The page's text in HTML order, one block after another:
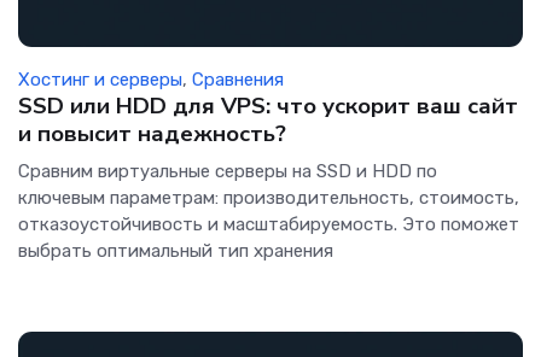
Хостинг и серверы, Сравнения
SSD или HDD для VPS: что ускорит ваш сайт
и повысит надежность?
Сравним виртуальные серверы на SSD и HDD по
ключевым параметрам: производительность, стоимость,
отказоустойчивость и масштабируемость. Это поможет
выбрать оптимальный тип хранения